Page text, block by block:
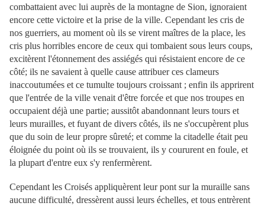
combattaient avec lui auprès de la montagne de Sion, ignoraient
encore cette victoire et la prise de la ville. Cependant les cris de
nos guerriers, au moment où ils se virent maîtres de la place, les
cris plus horribles encore de ceux qui tombaient sous leurs coups,
excitèrent l'étonnement des assiégés qui résistaient encore de ce
côté; ils ne savaient à quelle cause attribuer ces clameurs
inaccoutumées et ce tumulte toujours croissant ; enfin ils apprirent
que l'entrée de la ville venait d'être forcée et que nos troupes en
occupaient déjà une partie; aussitôt abandonnant leurs tours et
leurs murailles, et fuyant de divers côtés, ils ne s'occupèrent plus
que du soin de leur propre sûreté; et comme la citadelle était peu
éloignée du point où ils se trouvaient, ils y coururent en foule, et
la plupart d'entre eux s'y renfermèrent.
Cependant les Croisés appliquèrent leur pont sur la muraille sans
aucune difficulté, dressèrent aussi leurs échelles, et tous entrèrent